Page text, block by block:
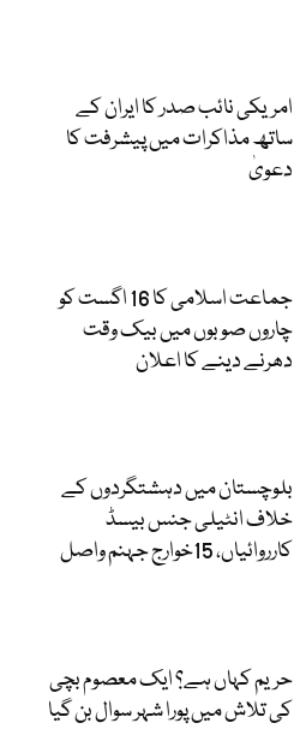
امریکی نائب صدر کا ایران کے
ساتھ مذاکرات میں پیشرفت کا
دعویٰ
جماعت اسلامی کا 16 اگست کو
چاروں صوبوں میں بیک وقت
دھرنے دینے کا اعلان
بلوچستان میں دہشتگردوں کے
خلاف انٹیلی جنس بیسڈ
کارروائیاں، 15خوارج جہنم واصل
حریم کہاں ہے؟ ایک معصوم بچی
کی تلاش میں پورا شہر سوال بن گیا